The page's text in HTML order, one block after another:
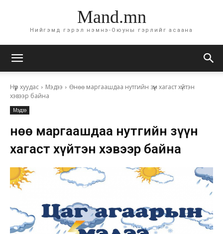
Mand.mn
Нийгэмд гэрэл нэмнэ-Оюуны гэрлийг асаана
Нүүр хуудас Мэдээ
Өнөө маргаашдаа нутгийн зүүн хагаст хүйтэн
хэвээр байна
Мэдээ
Өнөө маргаашдаа нутгийн зүүн
хагаст хүйтэн хэвээр байна